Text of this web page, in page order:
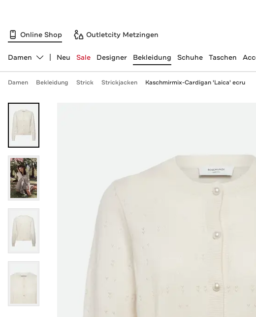
Online Shop Outletcity Metzingen
Abteilung ändern, ausgewählt:
Damen Neu Sale Designer Bekleidung Schuhe Taschen
Damen Bekleidung Strick Strickjacken Kaschmirmix-Cardigan 'Laica' ecru